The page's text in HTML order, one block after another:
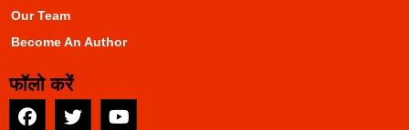
Our Team
Become An Author
फॉलो करें